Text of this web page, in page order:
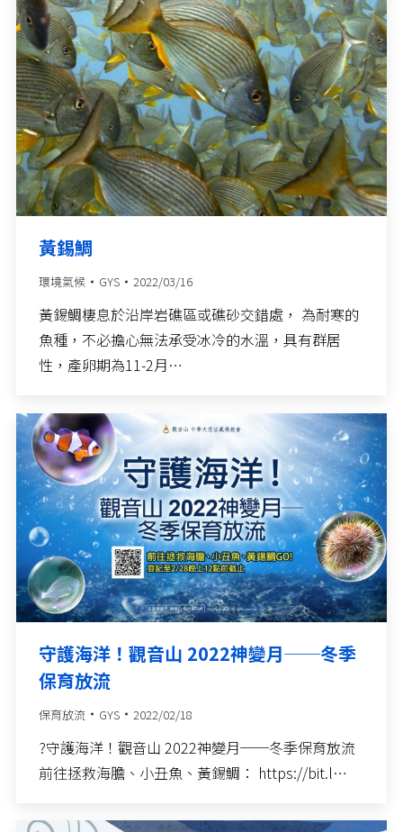
黃錫鯛
環境氣候 GYS 2022/03/16
黃錫鯛棲息於沿岸岩礁區或礁砂交錯處， 為耐寒的
魚種，不必擔心無法承受冰冷的水溫，具有群居
性，產卵期為11-2月…
守護海洋！觀音山 2022神變月──冬季
保育放流
保育放流 GYS 2022/02/18
?守護海洋！觀音山 2022神變月──冬季保育放流
前往拯救海膽、小丑魚、黃錫鯛： https://bit.l…